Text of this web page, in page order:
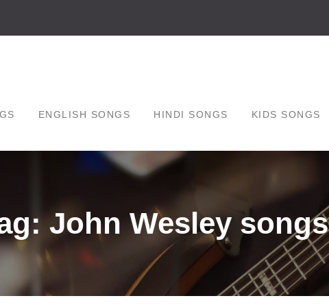
ENGLISH SONGS HINDI SONGS KIDS SONGS
John Wesley songs